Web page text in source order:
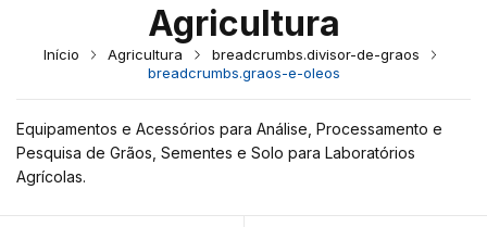
Agricultura
Início Agricultura
breadcrumbs.divisor-de-graos
breadcrumbs.graos-e-oleos
Equipamentos e Acessórios para Análise, Processamento e
Pesquisa de Grãos, Sementes e Solo para Laboratórios
Agrícolas.